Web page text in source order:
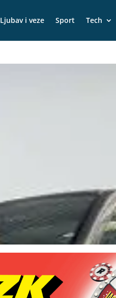
Ljubav i veze Sport Tech